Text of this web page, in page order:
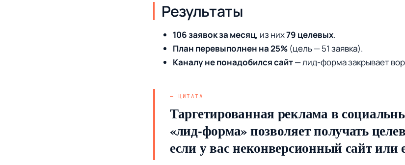
Результаты
106 заявок за месяц, из них79 целевых.
План перевыполнен на 25% (цель — 51 заявка).
Каналу не понадобился сайт— лид-форма закрывает
Таргетированная реклама в
«лид-форма» позволяет получать
если у вас неконверсионный сайт или